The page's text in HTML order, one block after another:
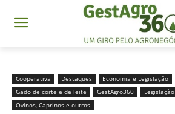
Cooperativa Destaques Economia e Legislação
Gado de corte e de leite
GestAgro360
Legislação
Ovinos, Caprinos e outros